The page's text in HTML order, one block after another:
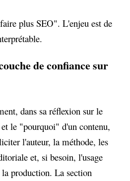
plus SEO". L'enjeu est de
de confiance sur
dans sa réflexion sur le
le "pourquoi" d'un contenu,
l'auteur, la méthode, les
et, si besoin, l'usage
production. La section